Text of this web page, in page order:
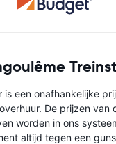
is een onafhankelijke
De prijzen van
worden in ons
altijd tegen een